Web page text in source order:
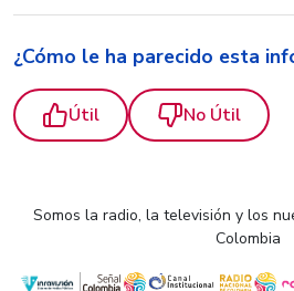
¿Cómo le ha parecido esta
Útil No Útil
Somos la radio, la televisión y los
Colombia